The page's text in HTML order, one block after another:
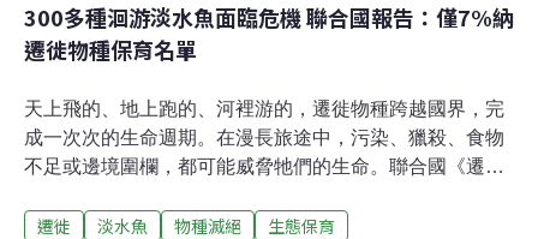
300多種洄游淡水魚面臨危機 聯合國報告：僅7%納
遷徙物種保育名單
天上飛的、地上跑的、河裡游的，遷徙物種跨越國界，完
成一次次的生命週期。在漫長旅途中，污染、獵殺、食物
不足或邊境圍欄，都可能威脅牠們的生命。聯合國《遷徙
公約保護，並強調跨國合作的重要性。大會首度發表迴游
遷徙 淡水魚 物種滅絕 生態保育